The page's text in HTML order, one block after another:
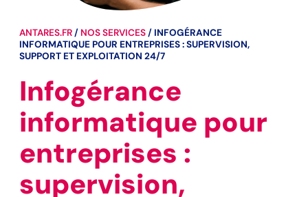
ANTARES.FR/ NOS SERVICES/ INFOGÉRANCE
INFORMATIQUE POUR ENTREPRISES : SUPERVISION,
SUPPORT ET EXPLOITATION 24/7
Infogérance
informatique pour
entreprises :
supervision,